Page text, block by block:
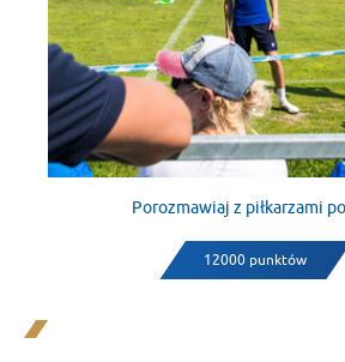
Porozmawiaj z piłkarzami
12000 punktów